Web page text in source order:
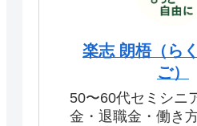
楽志 朗梧（ら
ご）
50〜60代セミシニ
金・退職金・働き